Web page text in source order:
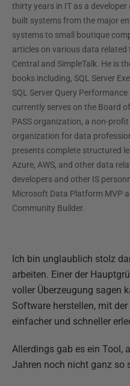
thirty years in IT as a developer
built systems from the major
systems to small boutique
articles on various data related
Central and SimpleTalk. He is
books including, SQL Server
SQL Server Query
currently serves on the Board
PASS organization, a non-
organization for data
presents complete structured
Azure, AWS, and other data
developers and other IS
Microsoft Data Platform MVP
Community Builder.
Ich bin unglaublich stolz
arbeiten. Einer der
voller Überzeugung sagen
Software herstellen, mit der
einfacher und schneller
Allerdings gab es ein Tool,
Jahren noch nicht ganz so